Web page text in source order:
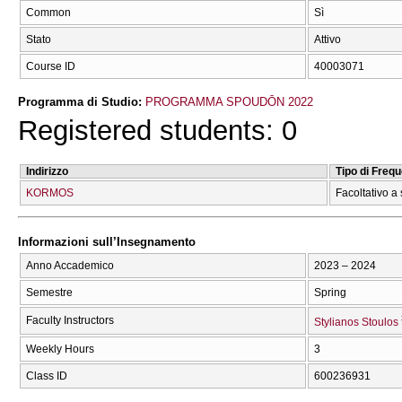
Common Sì
Stato Attivo
Course ID 40003071
Programma di Studio: PROGRAMMA SPOUDŌN 2022
Registered students: 0
Indirizzo
Tipo di
KORMOS
Facoltativo a
Informazioni sull’Insegnamento
Anno Accademico 2023 – 2024
Semestre Spring
Faculty Instructors Stylianos Stoulos
Weekly Hours 3
Class ID 600236931